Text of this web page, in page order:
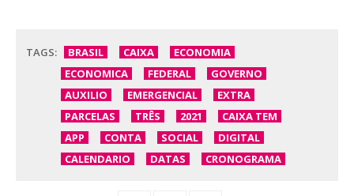
TAGS: BRASIL CAIXA
ECONOMIA
ECONOMICA
FEDERAL
GOVERNO
AUXILIO
EMERGENCIAL
EXTRA
PARCELAS
TRÊS 2021
CAIXA TEM
APP
CONTA SOCIAL
DIGITAL
CALENDARIO
DATAS CRONOGRAMA